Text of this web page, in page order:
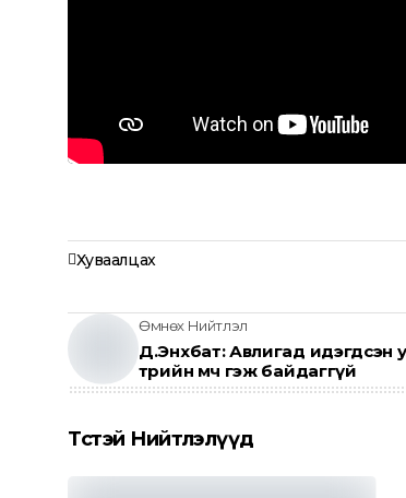
Хуваалцах
Өмнөх Нийтлэл
Д.Энхбат: Авлигад идэгдсэн
төрийн өмч гэж байдаггүй
Төсөөтэй Нийтлэлүүд